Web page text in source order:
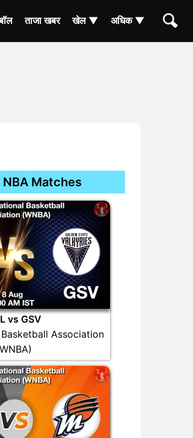
ताजा खबर खेल ▼ अधिक ▼
Matches
vs GSV
Association